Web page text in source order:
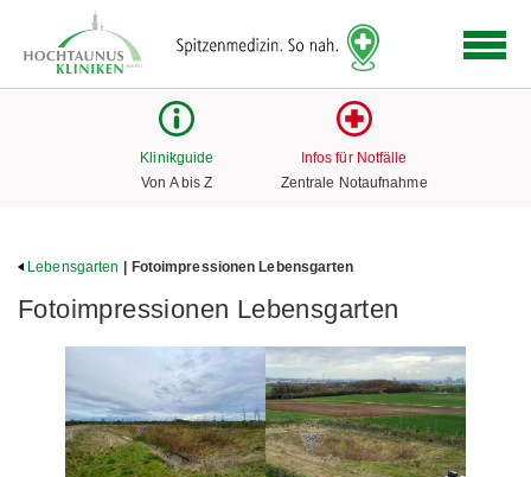
Link
zur
Klinikguide
Von A bis Z
Infos für Notfälle
Zentrale Notaufnahme
Lebensgarten | Fotoimpressionen Lebensgarten
Fotoimpressionen Lebensgarten